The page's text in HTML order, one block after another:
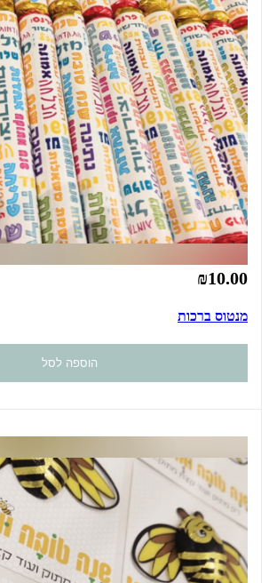
₪10.00
מנטוס ברכות
הוספה לסל